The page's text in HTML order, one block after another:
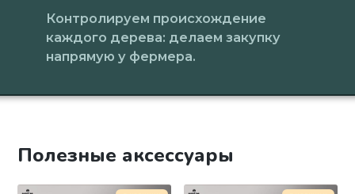
Контролируем происхождение
каждого дерева: делаем закупку
напрямую у фермера.
Полезные аксессуары